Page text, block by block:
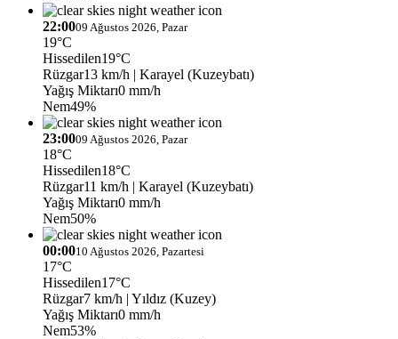
22:0009 Ağustos 2026, Pazar
19°C
Hissedilen19°C
Rüzgar13 km/h | Karayel (Kuzeybatı)
Yağış Miktarı0 mm/h
Nem49%
23:0009 Ağustos 2026, Pazar
18°C
Hissedilen18°C
Rüzgar11 km/h | Karayel (Kuzeybatı)
Yağış Miktarı0 mm/h
Nem50%
00:0010 Ağustos 2026, Pazartesi
17°C
Hissedilen17°C
Rüzgar7 km/h | Yıldız (Kuzey)
Yağış Miktarı0 mm/h
Nem53%